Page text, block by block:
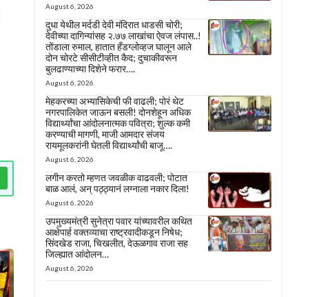
August 6, 2026
दुधा येथील मर्दडी देवी मंदिरात धाडसी चोरी;
देवीच्या दागिन्यांसह २.७७ लाखांचा ऐवज लंपास..!
तोंडाला रुमाल, हातात हँडग्लोव्हज घालून आले
दोन चोरटे सीसीटीव्हीत कैद; दुचाकीवरून
बुलढाण्याच्या दिशेने फरार….
August 6, 2026
मेहकरच्या अभ्यासिकेची फी वाढली; पोरं थेट
नगरपालिकेत जाऊन बसली! दोनशेहून अधिक
विद्यार्थ्यांचा आंदोलनात्मक पवित्रा; शुल्क कमी
करण्याची मागणी, माजी आमदार संजय
रायमूलकरांनी घेतली विद्यार्थ्यांची बाजू….
August 6, 2026
लगीन करतो म्हणत जवळीक वाढवली; पोटात
बाळ आलं, अन् पठ्ठ्यानं लग्नाला नकार दिला!
August 6, 2026
उपमुख्यमंत्री सुनेत्रा पवार यांच्यावरील कथित
आक्षेपार्ह वक्तव्याचा राष्ट्रवादीकडून निषेध;
सिंदखेड राजा, चिखलीत, देऊळगाव राजा सह
जिल्ह्यात आंदोलन…
August 6, 2026